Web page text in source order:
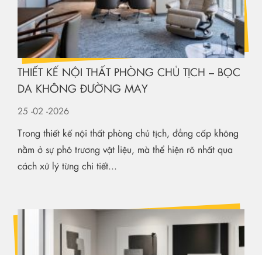
THIẾT KẾ NỘI THẤT PHÒNG CHỦ TỊCH – BỌC
DA KHÔNG ĐƯỜNG MAY
25 -02 -2026
Trong thiết kế nội thất phòng chủ tịch, đẳng cấp không
nằm ở sự phô trương vật liệu, mà thể hiện rõ nhất qua
cách xử lý từng chi tiết...